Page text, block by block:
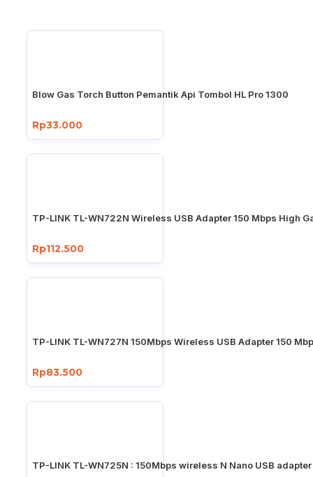
Blow Gas Torch Button Pemantik Api Tombol HL Pro 1300
Rp33.000
TP-LINK TL-WN722N Wireless USB Adapter 150 Mbps High
Rp112.500
TP-LINK TL-WN727N 150Mbps Wireless USB Adapter 150
Rp83.500
TP-LINK TL-WN725N : 150Mbps wireless N Nano USB adapter